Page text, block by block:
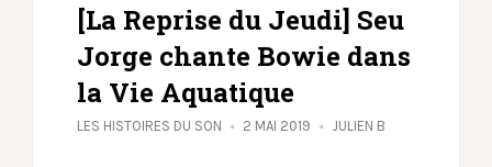
[La Reprise du Jeudi] Seu
Jorge chante Bowie dans
la Vie Aquatique
LES HISTOIRES DU SON 2 MAI 2019 JULIEN B